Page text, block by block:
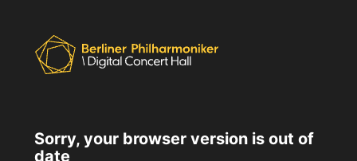
Sorry, your browser version is out of
date